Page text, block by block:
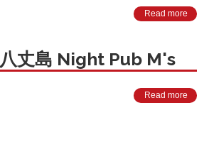
Read more
八丈島 Night Pub M's
Read more